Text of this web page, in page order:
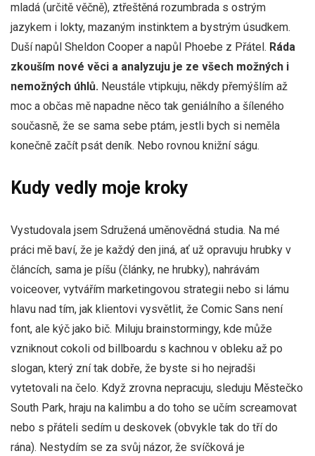
mladá (určitě věčně), ztřeštěná rozumbrada s ostrým
jazykem i lokty, mazaným instinktem a bystrým úsudkem.
Duší napůl Sheldon Cooper a napůl Phoebe z Přátel. Ráda
zkouším nové věci a analyzuju je ze všech možných i
nemožných úhlů. Neustále vtipkuju, někdy přemýšlím až
moc a občas mě napadne něco tak geniálního a šíleného
současně, že se sama sebe ptám, jestli bych si neměla
konečně začít psát deník. Nebo rovnou knižní ságu.
Kudy vedly moje kroky
Vystudovala jsem Sdružená uměnovědná studia. Na mé
práci mě baví, že je každý den jiná, ať už opravuju hrubky v
článcích, sama je píšu (články, ne hrubky), nahrávám
voiceover, vytvářím marketingovou strategii nebo si lámu
hlavu nad tím, jak klientovi vysvětlit, že Comic Sans není
font, ale kýč jako bič. Miluju brainstormingy, kde může
vzniknout cokoli od billboardu s kachnou v obleku až po
slogan, který zní tak dobře, že byste si ho nejradši
vytetovali na čelo. Když zrovna nepracuju, sleduju Městečko
South Park, hraju na kalimbu a do toho se učím screamovat
nebo s přáteli sedím u deskovek (obvykle tak do tří do
rána). Nestydím se za svůj názor, že svíčková je